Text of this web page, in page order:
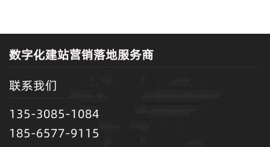
数字化建站营销落地服务商
联系我们
135-3085-1084
185-6577-9115